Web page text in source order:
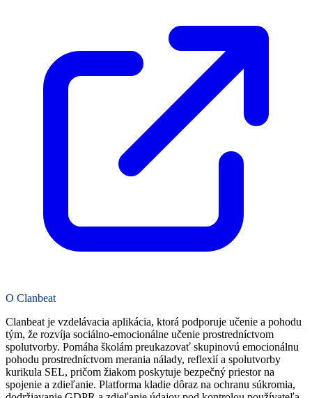
O Clanbeat
Clanbeat je vzdelávacia aplikácia, ktorá podporuje učenie a pohodu
tým, že rozvíja sociálno-emocionálne učenie prostredníctvom
spolutvorby. Pomáha školám preukazovať skupinovú emocionálnu
pohodu prostredníctvom merania nálady, reflexií a spolutvorby
kurikula SEL, pričom žiakom poskytuje bezpečný priestor na
spojenie a zdieľanie. Platforma kladie dôraz na ochranu súkromia,